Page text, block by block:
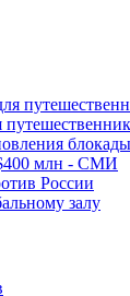
$400 млн - СМИ
России
залу